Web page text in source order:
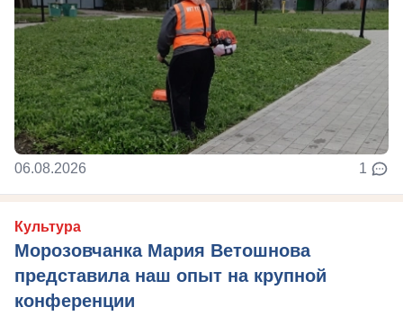
06.08.2026 1
Культура
Морозовчанка Мария Ветошнова
представила наш опыт на крупной
конференции